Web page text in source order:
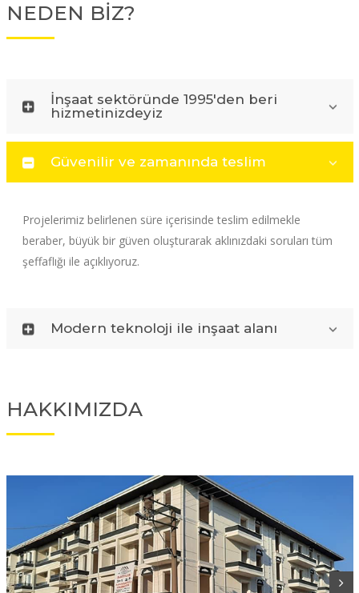
NEDEN BİZ?
İnşaat sektöründe 1995'den beri
hizmetinizdeyiz
Güvenilir ve zamanında teslim
Projelerimiz belirlenen süre içerisinde teslim edilmekle
beraber, büyük bir güven oluşturarak aklınızdaki soruları tüm
şeffaflığı ile açıklıyoruz.
Modern teknoloji ile inşaat alanı
HAKKIMIZDA